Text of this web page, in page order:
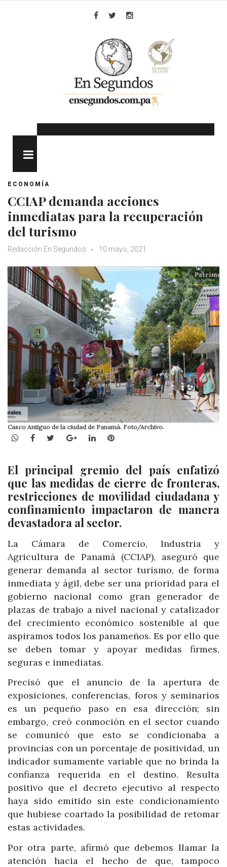
ECONOMÍA
CCIAP demanda acciones
inmediatas para la recuperación
del turismo
Redacción En Segundos 10 mayo, 2021
Casco Antiguo de la ciudad de Panamá. Foto/Archivo.
WhatsApp
Facebook
TwitterGoogle+LinkedInPinterest
El principal gremio del país enfatizó
que las medidas de cierre de fronteras,
restricciones de movilidad ciudadana y
confinamiento impactaron de manera
devastadora al sector.
La Cámara de Comercio, Industria y
Agricultura de Panamá (CCIAP), aseguró que
generar demanda al sector turismo, de forma
inmediata y ágil, debe ser una prioridad para el
gobierno nacional como gran generador de
plazas de trabajo a nivel nacional y catalizador
del crecimiento económico sostenible al que
aspiramos todos los panameños. Es por ello que
se deben tomar y apoyar medidas firmes,
seguras e inmediatas.
Precisó que el anuncio de la apertura de
exposiciones, conferencias, foros y seminarios
es un pequeño paso en esa dirección; sin
embargo, creó conmoción en el sector cuando
se comunicó que esto se condicionaba a
provincias con un porcentaje de positividad, un
indicador sumamente variable que no brinda la
confianza requerida en el destino. Resulta
positivo que el decreto ejecutivo al respecto
haya sido emitido sin este condicionamiento
que hubiese coartado la posibilidad de retomar
estas actividades.
Por otra parte, afirmó que debemos llamar la
atención hacia el hecho de que, tampoco